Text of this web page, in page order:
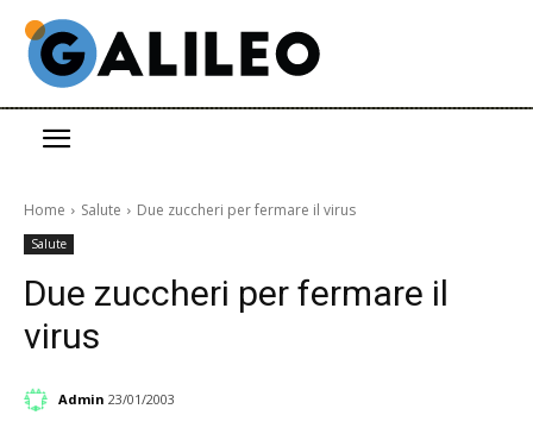
Home Salute Due zuccheri per fermare il virus
Salute
Due zuccheri per fermare il
virus
Admin 23/01/2003